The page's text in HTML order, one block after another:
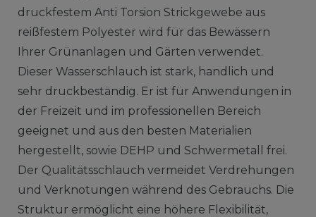
druckfestem Anti Torsion Strickgewebe aus
reißfestem Polyester wird für das Bewässern
Ihrer Grünanlagen und Gärten verwendet.
Dieser Wasserschlauch ist stark, handlich und
sehr druckbeständig. Er ist für Anwendungen in
der Freizeit und im professionellen Bereich
geeignet und aus den besten Materialien
hergestellt, sowie DEHP und Schwermetall frei.
Der Qualitätsschlauch vermeidet Verdrehungen
und Verknotungen während des Gebrauchs. Die
Struktur ermöglicht eine höhere Flexibilität,